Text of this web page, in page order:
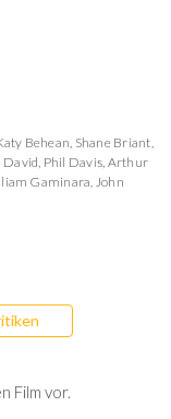
Behean, Shane Briant,
David, Phil Davis, Arthur
Gaminara, John
Film vor.